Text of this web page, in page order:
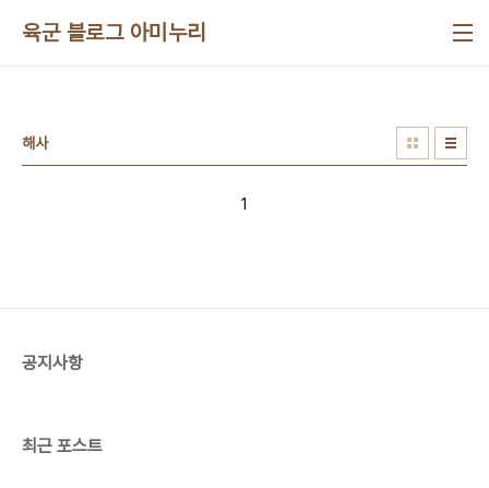
육군 블로그 아미누리
해사
1
공지사항
최근 포스트